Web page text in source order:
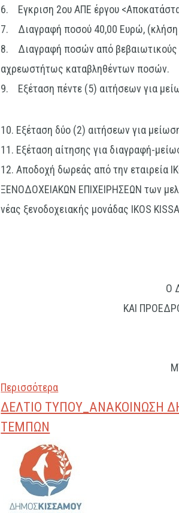
6. Εγκριση 2ουΑΠΕ έργου
7. Διαγραφή ποσού 40,00 Ευρώ,
8. Διαγραφή ποσών από
αχρεωστήτως καταβληθέντων ποσών.
9. Εξέταση πέντε (5) αιτήσεων για
10. Εξέταση δύο (2) αιτήσεων για
11. Εξέταση αίτησης για διαγραφή-
12.Αποδοχή δωρεάς από την εταιρεία
ΞΕΝΟΔΟΧΕΙΑΚΩΝ ΕΠΙΧΕΙΡΗΣΕΩΝ των
νέας ξενοδοχειακής μονάδας IKOS
Ο
ΚΑΙ
Περισσότερα
ΔΕΛΤΙΟ ΤΥΠΟΥ_ΑΝΑΚΟΙΝΩΣΗ
ΤΕΜΠΩΝ